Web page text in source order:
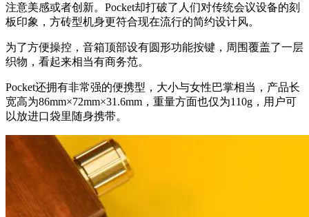
注意美感或者创新。Pocket却打破了人们对传统会议设备的刻
板印象，方砖型机身更符合现在流行的简约设计风。
为了方便操控，音箱顶部设有圆形功能按键，周围覆盖了一层
织物，看起来相当有商务范。
Pocket还拥有非常强的便携型，大小与女性巴掌相当，产品长
宽高为86mm×72mm×31.6mm，重量方面也仅为110g，用户可
以放进口袋里随身携带。